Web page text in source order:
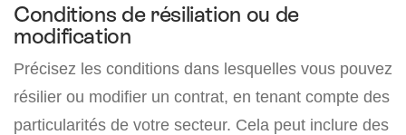
Conditions de résiliation ou de
modification
Précisez les conditions dans lesquelles vous pouvez
résilier ou modifier un contrat, en tenant compte des
particularités de votre secteur. Cela peut inclure des